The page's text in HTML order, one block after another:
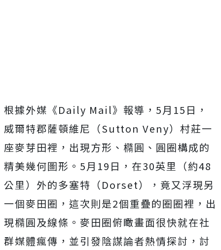
根據外媒《Daily Mail》報導，5月15日，
威爾特郡薩頓維尼（Sutton Veny）村莊一
座麥芽田裡，出現方形、橢圓、圓圈構成的
精美幾何圖形。5月19日，在30英里（約48
公里）外的多塞特（Dorset），竟又浮現另
一個麥田圈，這次則是2個重疊的圈圈裡，出
現橢圓及線條。麥田圈俯瞰畫面很快就在社
群媒體瘋傳，並引發陰謀論者熱情探討，討